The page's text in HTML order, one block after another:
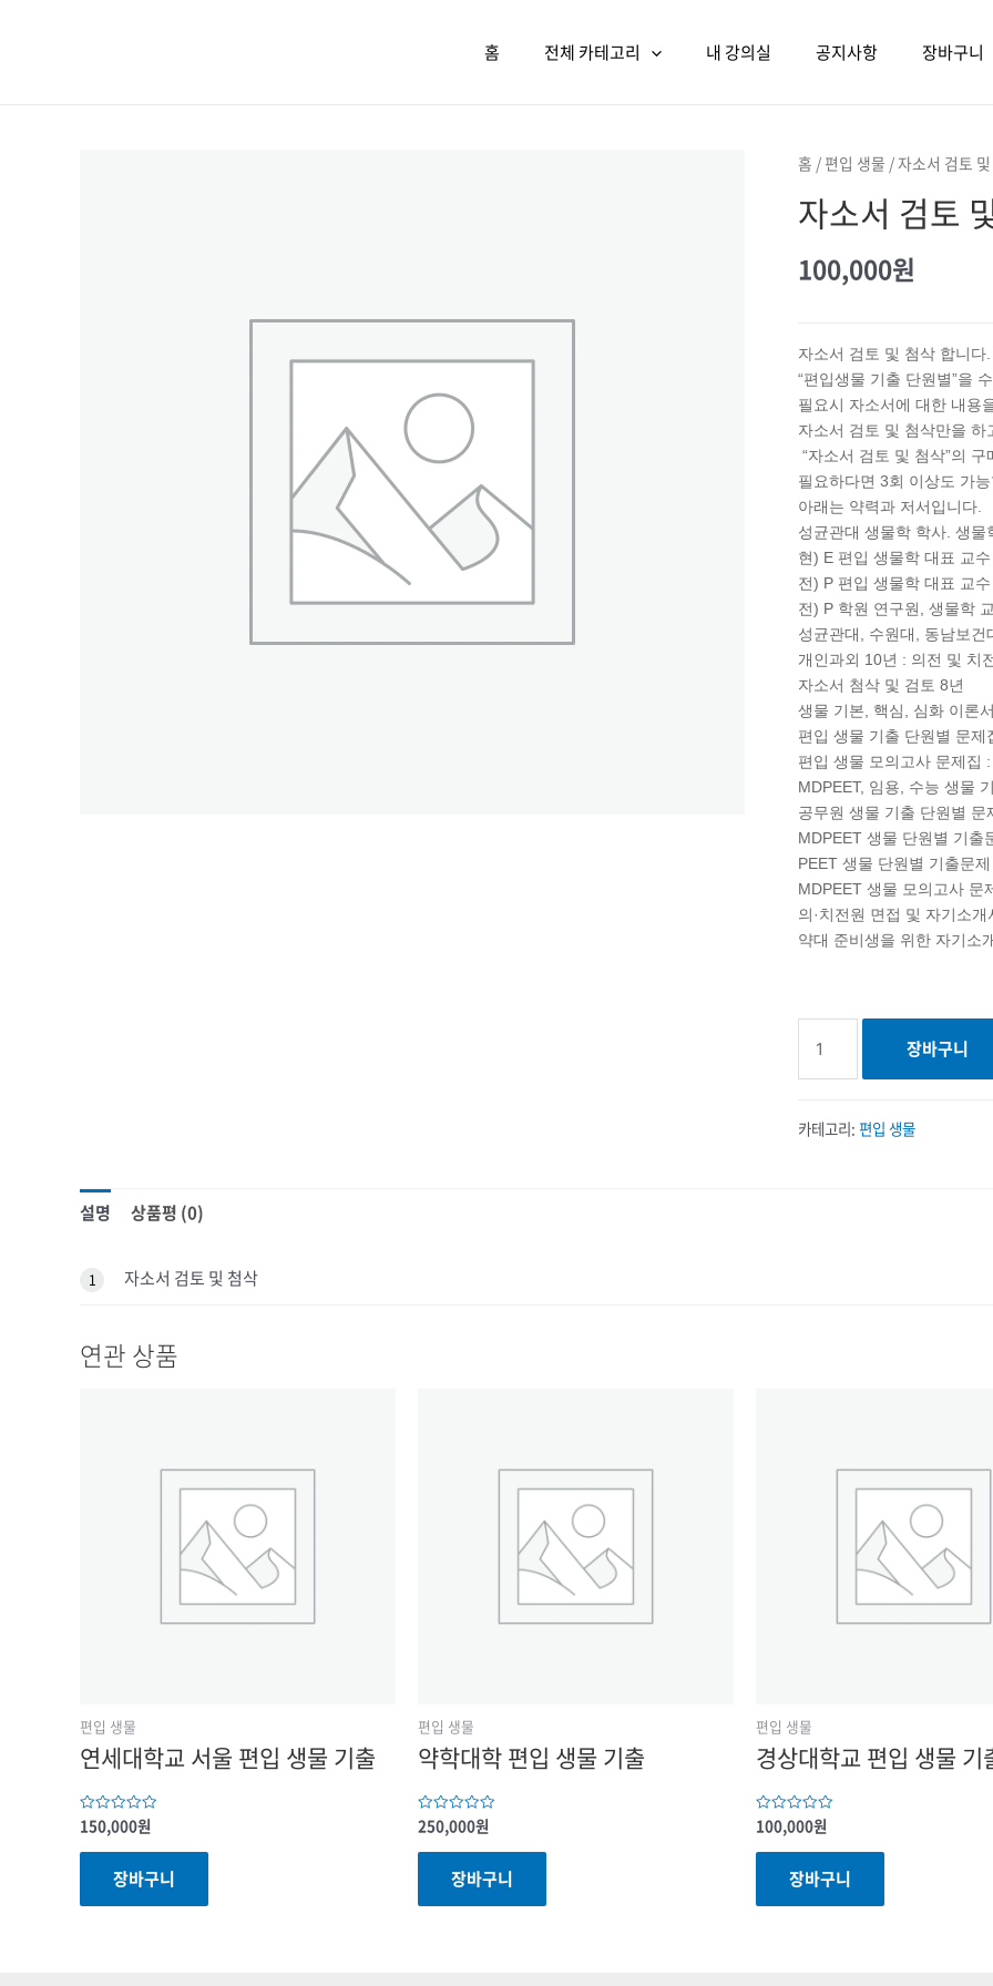
홈 전체 카테고리 내 강의실 공지사항 장바구니
홈 / 편입 생물 / 자소서 검토
자소서 검토
100,000원
자소서 검토 및 첨삭 합니다.
“편입생물 기출 단원별”을
필요시 자소서에 대한 내용
자소서 검토 및 첨삭만을 하
“자소서 검토 및 첨삭”의
필요하다면 3회 이상도 가
아래는 약력과 저서입니다.
성균관대 생물학 학사. 생
현) E 편입 생물학 대표 교수
전) P 편입 생물학 대표 교
전) P 학원 연구원, 생물학
성균관대, 수원대, 동남보
개인과외 10년 : 의전 및 치
자소서 첨삭 및 검토 8년
생물 기본, 핵심, 심화 이론
편입 생물 기출 단원별 문제
편입 생물 모의고사 문제집
MDPEET, 임용, 수능 생물
공무원 생물 기출 단원별 문
MDPEET 생물 단원별 기출
PEET 생물 단원별 기출문
MDPEET 생물 모의고사 문
의·치전원 면접 및 자기소
약대 준비생을 위한 자기소
검토
첨삭
장바구니
카테고리: 편입 생물
설명 상품평 (0)
1 자소서 검토 및 첨삭
연관 상품
편입 생물
연세대학교 서울 편입 생물 기출
5
중에서
0
평가됨
150,000원
장바구니
편입 생물
약학대학 편입 생물 기출
5
중에서
0
평가됨
250,000원
장바구니
편입 생물
경상대학교 편입 생물 기
5
중에서
0
평가됨
100,000원
장바구니